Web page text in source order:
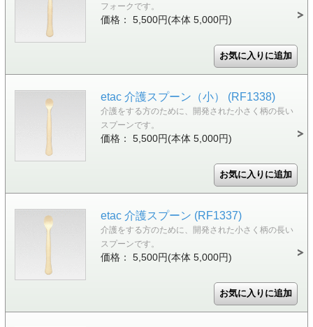
フォークです。
価格： 5,500円(本体 5,000円)
etac 介護スプーン（小） (RF1338)
介護をする方のために、開発された小さく柄の長い
スプーンです。
価格： 5,500円(本体 5,000円)
etac 介護スプーン (RF1337)
介護をする方のために、開発された小さく柄の長い
スプーンです。
価格： 5,500円(本体 5,000円)